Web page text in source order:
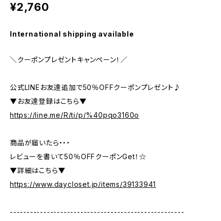
¥2,760
International shipping available
＼クーポンプレゼントキャンペーン！／
公式LINEお友達追加で50％OFFクーポンプレゼント♪
▼お友達登録はこちら▼
https://line.me/R/ti/p/%40pqo3160o
商品が届いたら・・・
レビューを書いて50％OFFクーポンGet！☆
▼詳細はこちら▼
https://www.daycloset.jp/items/39133941
----------------------------------------------------